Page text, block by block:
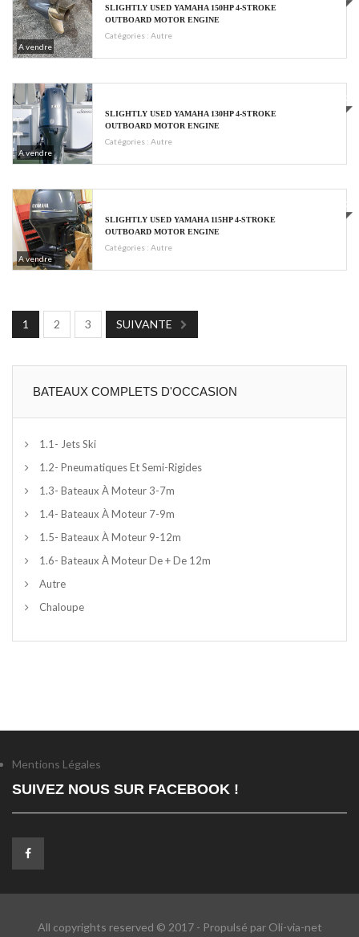
A vendre
SLIGHTLY USED YAMAHA 150HP 4-STROKE
OUTBOARD MOTOR ENGINE
Catégories : Autre
A vendre
€4760
SLIGHTLY USED YAMAHA 130HP 4-STROKE
OUTBOARD MOTOR ENGINE
Catégories : Autre
A vendre
€4800
SLIGHTLY USED YAMAHA 115HP 4-STROKE
OUTBOARD MOTOR ENGINE
Catégories : Autre
1 2 3 SUIVANTE
BATEAUX COMPLETS D'OCCASION
1.1- Jets Ski
1.2- Pneumatiques Et Semi-Rigides
1.3- Bateaux À Moteur 3-7m
1.4- Bateaux À Moteur 7-9m
1.5- Bateaux À Moteur 9-12m
1.6- Bateaux À Moteur De + De 12m
Autre
Chaloupe
Mentions Légales
SUIVEZ NOUS SUR FACEBOOK !
All copyrights reserved © 2017 - Propulsé par Oli-via-net